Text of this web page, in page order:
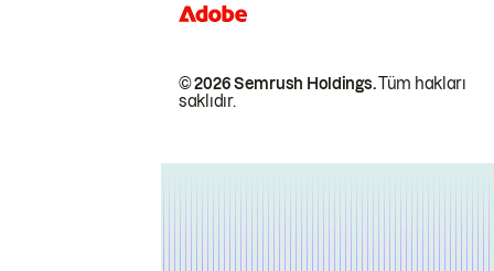
© 2026 Semrush Holdings.Tüm hakları
saklıdır.